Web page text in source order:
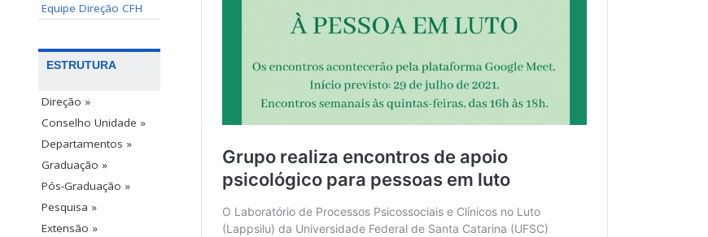
Equipe Direção CFH
ESTRUTURA
Direção »
Conselho Unidade »
Departamentos »
Graduação »
Pós-Graduação »
Pesquisa »
Extensão »